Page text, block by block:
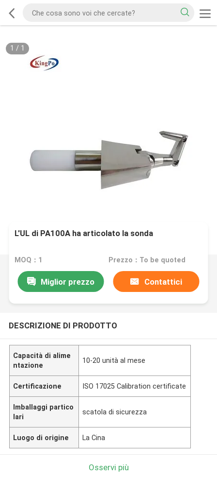
1 / 1
L'UL di PA100A ha articolato la sonda
MOQ：1 Prezzo：To be quoted
Miglior prezzo Contattici
DESCRIZIONE DI PRODOTTO
Capacità di alime
ntazione
10-20 unità al mese
Certificazione ISO 17025 Calibration certificate
Imballaggi partico
lari
scatola di sicurezza
Luogo di origine La Cina
Osservi più